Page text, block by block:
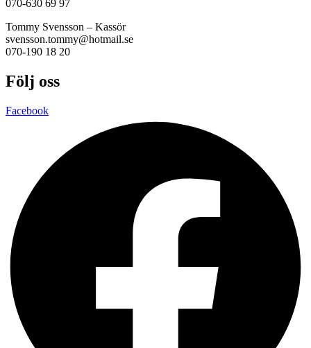
070-630 69 97
Tommy Svensson – Kassör
svensson.tommy@hotmail.se
070-190 18 20
Följ oss
Facebook